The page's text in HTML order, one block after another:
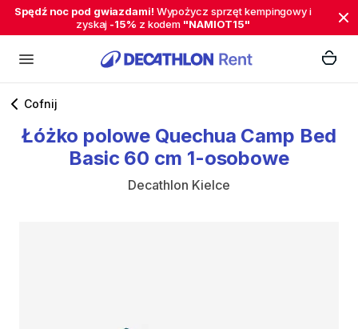
Spędź noc pod gwiazdami! Wypożycz sprzęt kempingowy i
zyskaj -15% z kodem "NAMIOT15"
Cofnij
Łóżko polowe Quechua Camp Bed
Basic 60 cm 1-osobowe
Decathlon Kielce